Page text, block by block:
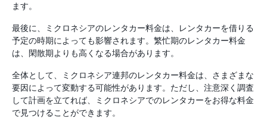
ます。
最後に、ミクロネシアのレンタカー料金は、レンタカーを借りる
予定の時期によっても影響されます。繁忙期のレンタカー料金
は、閑散期よりも高くなる場合があります。
全体として、ミクロネシア連邦のレンタカー料金は、さまざまな
要因によって変動する可能性があります。ただし、注意深く調査
して計画を立てれば、ミクロネシアでのレンタカーをお得な料金
で見つけることができます。